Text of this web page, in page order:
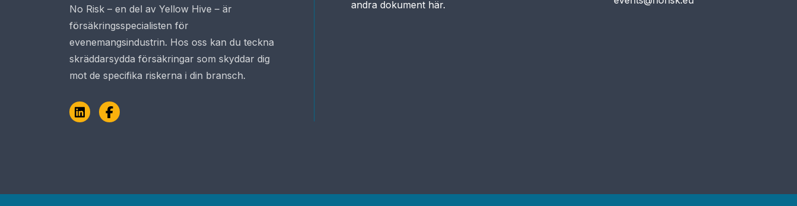
No Risk – en del av Yellow Hive – är
försäkringsspecialisten för
evenemangsindustrin. Hos oss kan du teckna
skräddarsydda försäkringar som skyddar dig
mot de specifika riskerna i din bransch.
LinkedInFacebook
andra dokument här.